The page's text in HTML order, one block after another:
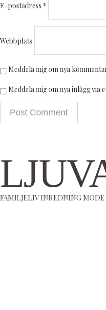
E-postadress *
Webbplats
Meddela mig om nya
Meddela mig om nya inlägg via
FAMILJELIV INREDNING MODE